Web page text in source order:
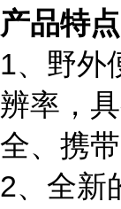
产品特点
1、 野外
辨率，
全、携
2、 全新